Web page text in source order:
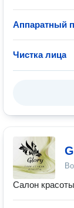
Аппаратный
Чистка лица
Салон